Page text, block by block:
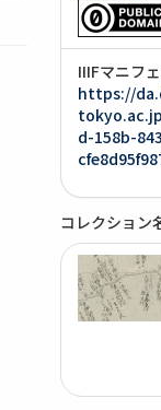
IIIFマニフ
https://
d-158b-
コレクション